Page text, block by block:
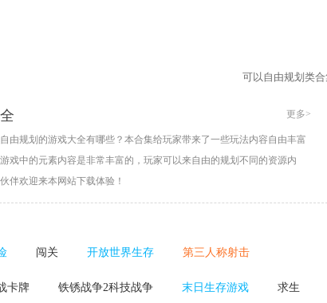
可以自由规划类
更多>
由规划的游戏大全有哪些？本合集给玩家带来了一些玩法内容自由丰富
戏中的元素内容是非常丰富的，玩家可以来自由的规划不同的资源内
伴欢迎来本网站下载体验！
闯关 开放世界生存 第三人称射击
卡牌 铁锈战争2科技战争 末日生存游戏 求生